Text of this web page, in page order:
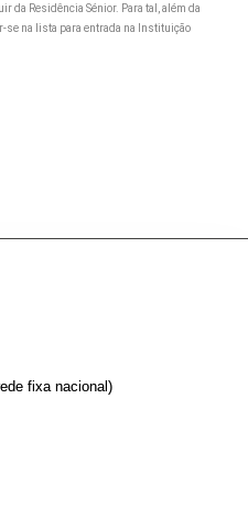
da Residência Sénior. Para tal, além da
se na lista para entrada na Instituição
fixa nacional)